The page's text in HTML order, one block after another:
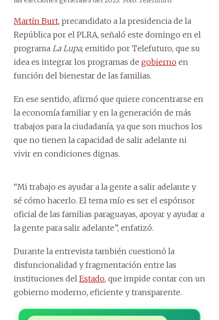
Martín Burt, precandidato a la presidencia de la
República por el PLRA, señaló este domingo en el
programa La Lupa, emitido por Telefuturo, que su
idea es integrar los programas de gobierno en
función del bienestar de las familias.
En ese sentido, afirmó que quiere concentrarse en
la economía familiar y en la generación de más
trabajos para la ciudadanía, ya que son muchos los
que no tienen la capacidad de salir adelante ni
vivir en condiciones dignas.
“Mi trabajo es ayudar a la gente a salir adelante y
sé cómo hacerlo. El tema mío es ser el espónsor
oficial de las familias paraguayas, apoyar y ayudar a
la gente para salir adelante”, enfatizó.
Durante la entrevista también cuestionó la
disfuncionalidad y fragmentación entre las
instituciones del Estado, que impide contar con un
gobierno moderno, eficiente y transparente.